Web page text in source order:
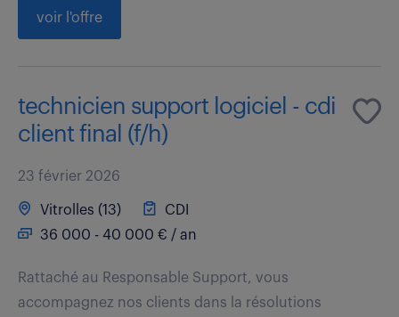
voir l'offre
technicien support logiciel - cdi
client final (f/h)
23 février 2026
Vitrolles (13)
CDI
36 000 - 40 000 € / an
Rattaché au Responsable Support, vous
accompagnez nos clients dans la résolutions